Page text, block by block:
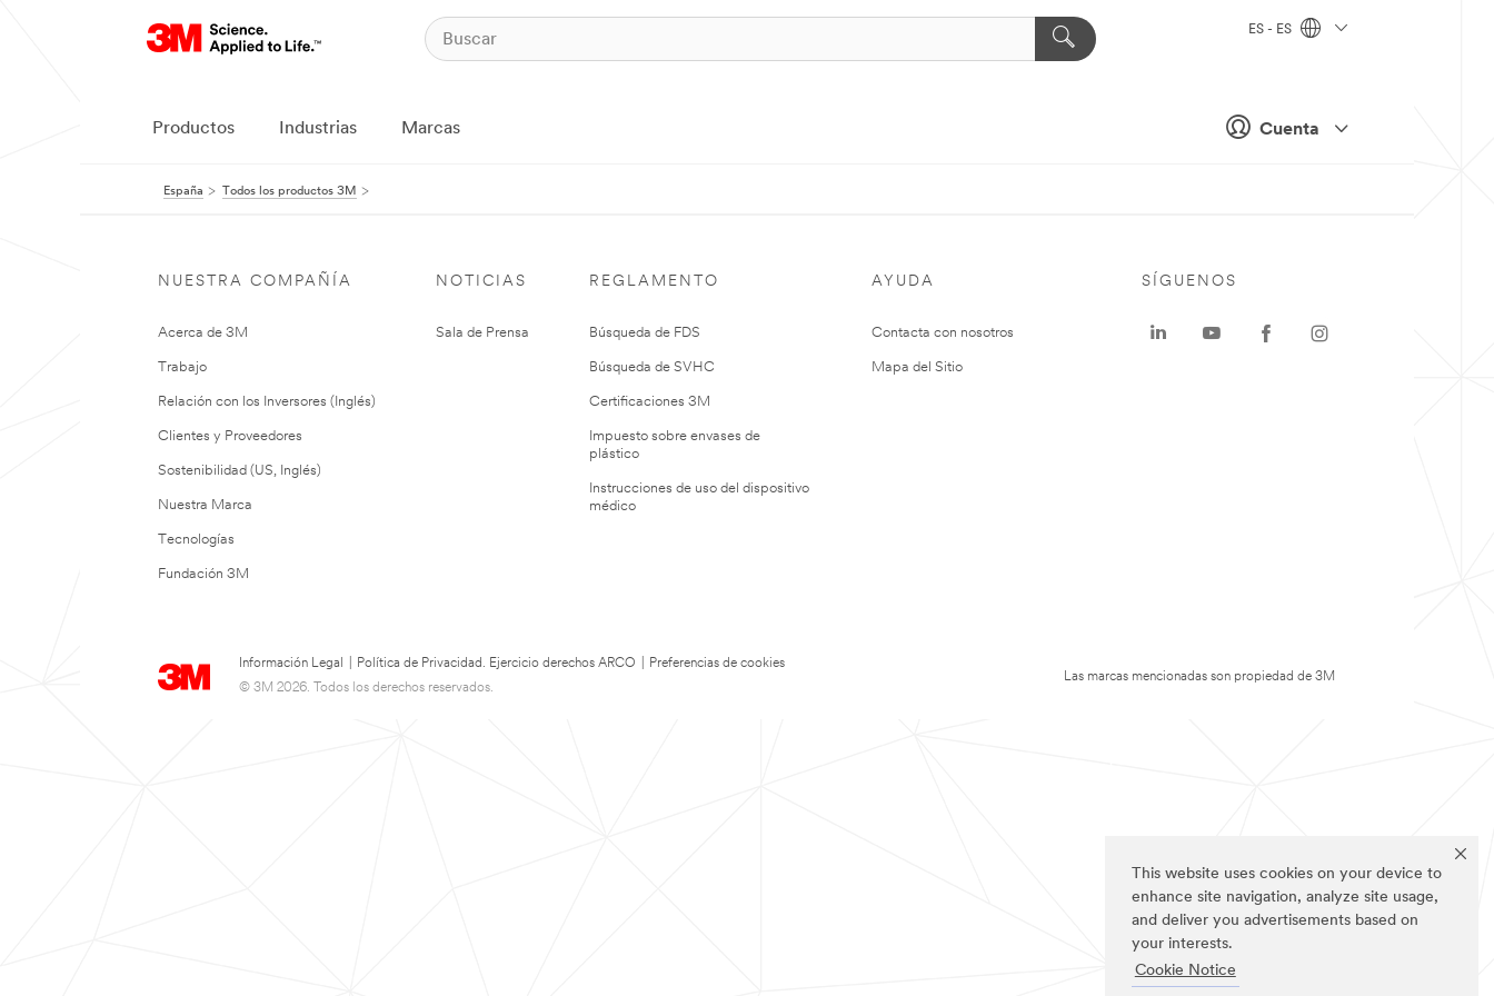
This website uses cookies on your device to
enhance site navigation, analyze site usage,
and deliver you advertisements based on
your interests.
Cookie Notice
Cuenta
ES - ES
Productos Industrias Marcas
España Todos los productos 3M
NUESTRA COMPAÑÍA
Acerca de 3M
Trabajo
Relación con los Inversores (Inglés)
Clientes y Proveedores
Sostenibilidad (US, Inglés)
Nuestra Marca
Tecnologías
Fundación 3M
NOTICIAS
Sala de Prensa
REGLAMENTO
Búsqueda de FDS
Búsqueda de SVHC
Certificaciones 3M
Impuesto sobre envases de
plástico
Instrucciones de uso del dispositivo
médico
AYUDA
Contacta con nosotros
Mapa del Sitio
Información Legal Política de Privacidad. Ejercicio derechos ARCO
Preferencias de cookies
© 3M 2026. Todos los derechos reservados.
SÍGUENOS
Las marcas mencionadas son propiedad de 3M